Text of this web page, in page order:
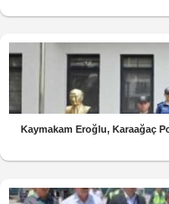
Kaymakam Eroğlu, Karaağaç